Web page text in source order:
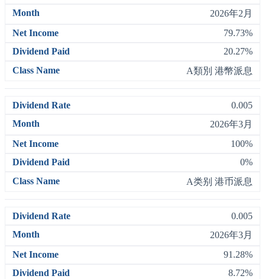
2026年2月
79.73%
20.27%
A類別 港幣派息
0.005
2026年3月
100%
0%
A类别 港币派息
0.005
2026年3月
91.28%
8.72%